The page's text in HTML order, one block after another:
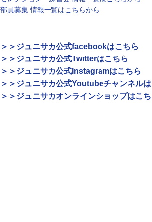
部員募集 情報一覧はこちらから
＞＞ジュニサカ公式facebookはこちら
＞＞ジュニサカ公式Twitterはこちら
＞＞ジュニサカ公式Instagramはこちら
＞＞ジュニサカ公式Youtubeチャンネルは
＞＞ジュニサカオンラインショップはこち